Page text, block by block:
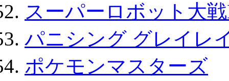
スーパーロボット大
パニシング グレイレ
ポケモンマスターズ